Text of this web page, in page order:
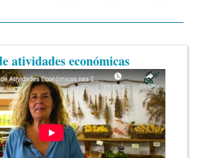
atividades económicas